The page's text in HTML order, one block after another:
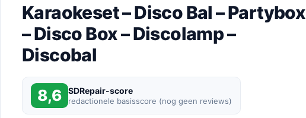
Karaokeset – Disco Bal – Partybox
– Disco Box – Discolamp –
Discobal
8,6 SDRepair-score
redactionele basisscore (nog geen reviews)